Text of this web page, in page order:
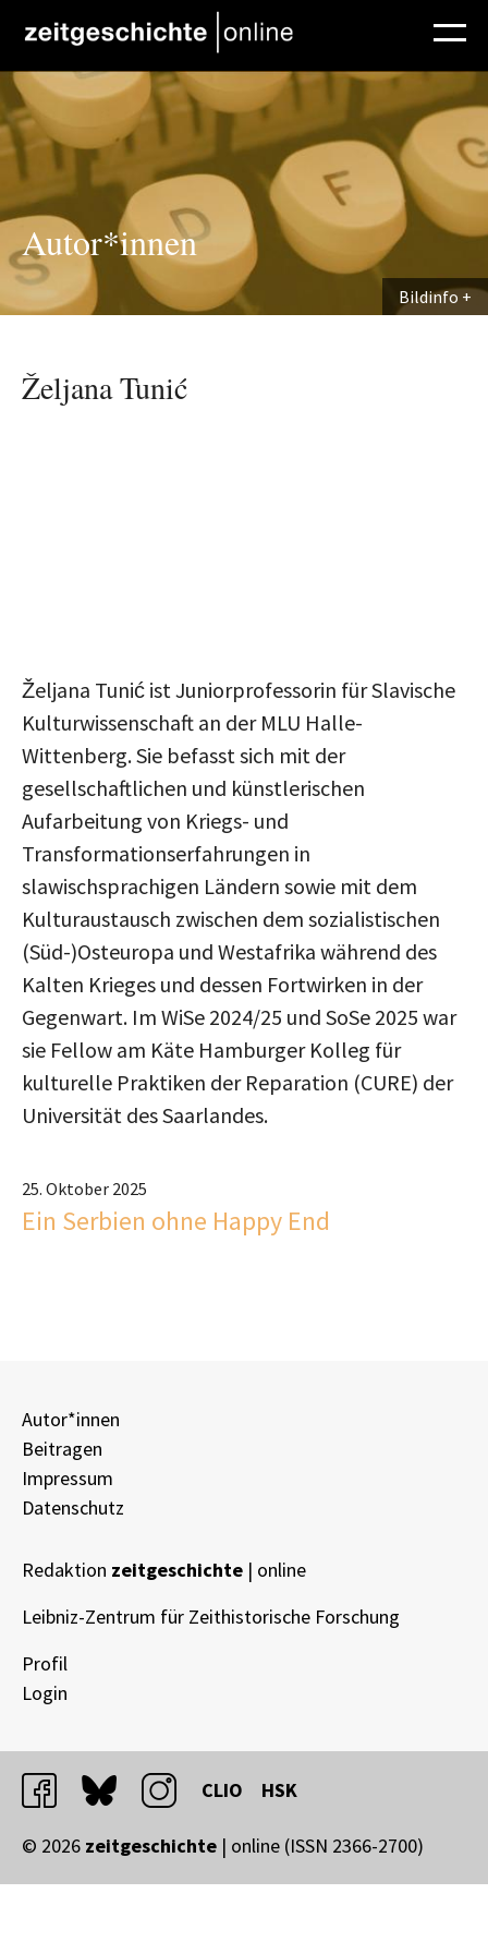
Direkt zum Inhalt
Autor*innen
Bildinfo
Željana Tunić
Željana Tunić ist Juniorprofessorin für Slavische
Kulturwissenschaft an der MLU Halle-
Wittenberg. Sie befasst sich mit der
gesellschaftlichen und künstlerischen
Aufarbeitung von Kriegs- und
Transformationserfahrungen in
slawischsprachigen Ländern sowie mit dem
Kulturaustausch zwischen dem sozialistischen
(Süd-)Osteuropa und Westafrika während des
Kalten Krieges und dessen Fortwirken in der
Gegenwart. Im WiSe 2024/25 und SoSe 2025 war
sie Fellow am Käte Hamburger Kolleg für
kulturelle Praktiken der Reparation (CURE) der
Universität des Saarlandes.
25. Oktober 2025
Ein Serbien ohne Happy End
Autor*innen
Beitragen
Impressum
Datenschutz
Redaktion zeitgeschichte | online
Leibniz-Zentrum für Zeithistorische Forschung
Profil
Login
facebookbluesky instagram
CLIO HSK
© 2026 zeitgeschichte | online (ISSN 2366-2700)